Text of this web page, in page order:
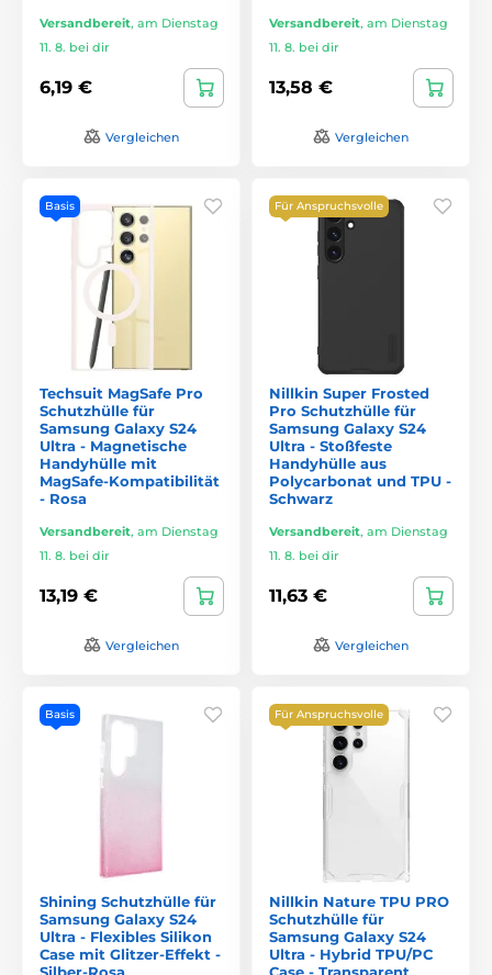
Versandbereit, am Dienstag
11. 8. bei dir
6,19 €
Vergleichen
Versandbereit, am Dienstag
11. 8. bei dir
13,58 €
Vergleichen
Basis
Techsuit MagSafe Pro
Schutzhülle für
Samsung Galaxy S24
Ultra - Magnetische
Handyhülle mit
MagSafe-Kompatibilität
- Rosa
Versandbereit, am Dienstag
11. 8. bei dir
13,19 €
Vergleichen
Für Anspruchsvolle
Nillkin Super Frosted
Pro Schutzhülle für
Samsung Galaxy S24
Ultra - Stoßfeste
Handyhülle aus
Polycarbonat und TPU -
Schwarz
Versandbereit, am Dienstag
11. 8. bei dir
11,63 €
Vergleichen
Basis
Shining Schutzhülle für
Samsung Galaxy S24
Ultra - Flexibles Silikon
Case mit Glitzer-Effekt -
Silber-Rosa
Für Anspruchsvolle
Nillkin Nature TPU PRO
Schutzhülle für
Samsung Galaxy S24
Ultra - Hybrid TPU/PC
Case - Transparent